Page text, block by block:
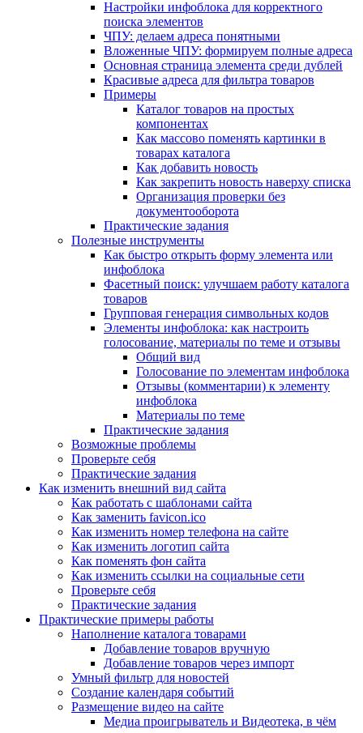
Настройки инфоблока для корректного
поиска элементов
ЧПУ: делаем адреса понятными
Вложенные ЧПУ: формируем полные адреса
Основная страница элемента среди дублей
Красивые адреса для фильтра товаров
Примеры
Каталог товаров на простых
компонентах
Как массово поменять картинки в
товарах каталога
Как добавить новость
Как закрепить новость наверху списка
Организация проверки без
документооборота
Практические задания
Полезные инструменты
Как быстро открыть форму элемента или
инфоблока
Фасетный поиск: улучшаем работу каталога
товаров
Групповая генерация символьных кодов
Элементы инфоблока: как настроить
голосование, материалы по теме и отзывы
Общий вид
Голосование по элементам инфоблока
Отзывы (комментарии) к элементу
инфоблока
Материалы по теме
Практические задания
Возможные проблемы
Проверьте себя
Практические задания
Как изменить внешний вид сайта
Как работать с шаблонами сайта
Как заменить favicon.ico
Как изменить номер телефона на сайте
Как изменить логотип сайта
Как поменять фон сайта
Как изменить ссылки на социальные сети
Проверьте себя
Практические задания
Практические примеры работы
Наполнение каталога товарами
Добавление товаров вручную
Добавление товаров через импорт
Умный фильтр для новостей
Создание календаря событий
Размещение видео на сайте
Медиа проигрыватель и Видеотека, в чём